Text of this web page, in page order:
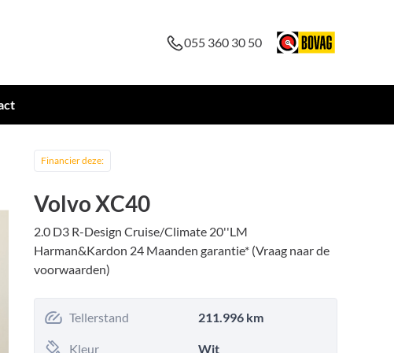
055 360 30 50
Financier deze:
Volvo XC40
2.0 D3 R-Design Cruise/Climate 20''LM
Harman&Kardon 24 Maanden garantie* (Vraag naar de
voorwaarden)
Tellerstand 211.996 km
Kleur Wit